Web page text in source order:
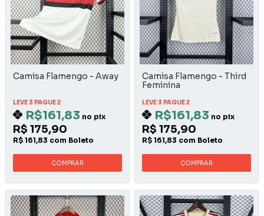
Camisa Flamengo - Away
LEVE 3 PAGUE 2
R$161,83 no pix
R$ 175,90
R$ 161,83 com Boleto
COMPRAR
Camisa Flamengo - Third
Feminina
LEVE 3 PAGUE 2
R$161,83 no pix
R$ 175,90
R$ 161,83 com Boleto
COMPRAR